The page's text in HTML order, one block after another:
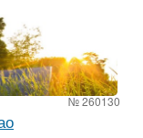
№ 260130